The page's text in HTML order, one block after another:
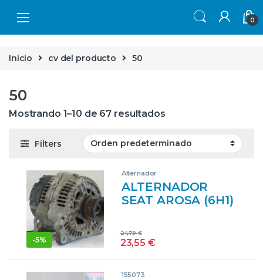
0
Inicio cv del producto 50
50
Mostrando 1–10 de 67 resultados
Filters
-5%
Alternador
ALTERNADOR
SEAT AROSA (6H1)
28903025H
23,55 €
24,79€
155073